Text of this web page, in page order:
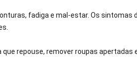
fadiga e mal-estar. Os sintomas
repouse, remover roupas apertadas